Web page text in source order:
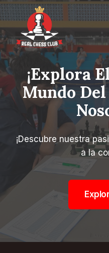
Saltar
al
contenido
¡Explora
Mundo
¡Descubre nuestra
a la